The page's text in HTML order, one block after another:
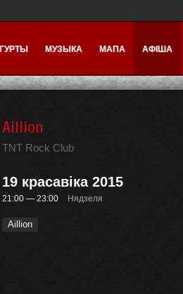
ГУРТЫ МУЗЫКА МАПА АФІША
Aillion
TNT Rock Club
19 красавіка 2015
21:00 — 23:00 Нядзеля
Aillion